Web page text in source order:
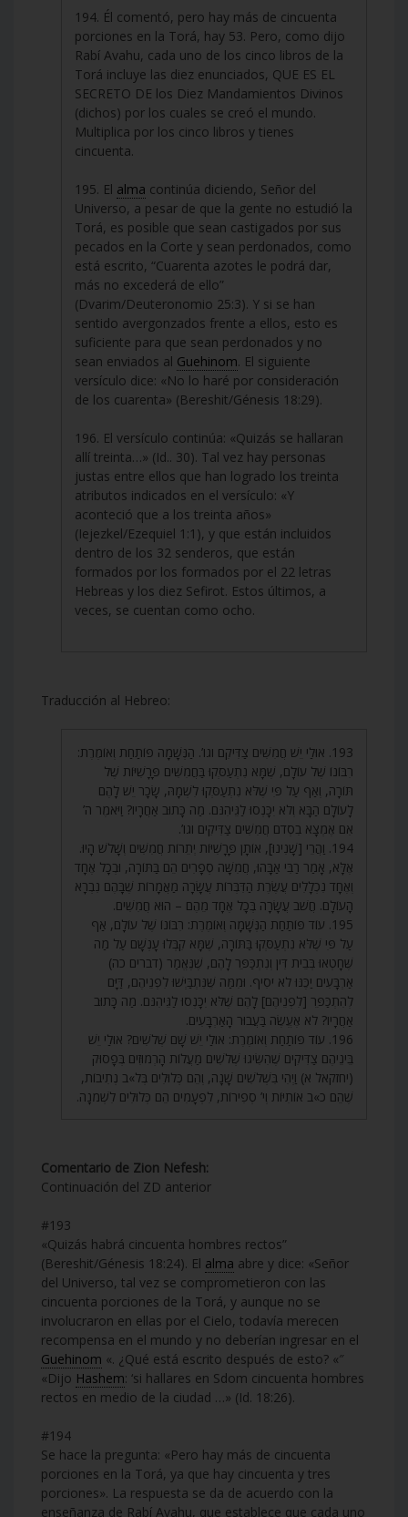
194. Él comentó, pero hay más de cincuenta
porciones en la Torá, hay 53. Pero, como dijo
Rabí Avahu, cada uno de los cinco libros de la
Torá incluye las diez enunciados, QUE ES EL
SECRETO DE los Diez Mandamientos Divinos
(dichos) por los cuales se creó el mundo.
Multiplica por los cinco libros y tienes
cincuenta.
195. El alma continúa diciendo, Señor del
Universo, a pesar de que la gente no estudió la
Torá, es posible que sean castigados por sus
pecados en la Corte y sean perdonados, como
está escrito, “Cuarenta azotes le podrá dar,
más no excederá de ello”
(Dvarim/Deuteronomio 25:3). Y si se han
sentido avergonzados frente a ellos, esto es
suficiente para que sean perdonados y no
sean enviados al Guehinom. El siguiente
versículo dice: «No lo haré por consideración
de los cuarenta» (Bereshit/Génesis 18:29).
196. El versículo continúa: «Quizás se hallaran
allí treinta…» (Id.. 30). Tal vez hay personas
justas entre ellos que han logrado los treinta
atributos indicados en el versículo: «Y
aconteció que a los treinta años»
(Iejezkel/Ezequiel 1:1), y que están incluidos
dentro de los 32 senderos, que están
formados por los formados por el 22 letras
Hebreas y los diez Sefirot. Estos últimos, a
veces, se cuentan como ocho.
Traducción al Hebreo:
193. אוּלַי יֵשׁ חֲמִשִּׁים צַדִּיקִם וגו’. הַנְּשָׁמָה פּוֹתַחַת וְאוֹמֶרֶת:
רִבּוֹנוֹ שֶׁל עוֹלָם, שֶׁמָּא נִתְעַסְּקוּ בַּחֲמִשִּׁים פָּרָשִׁיּוֹת שֶׁל
תּוֹרָה, וְאַף עַל פִּי שֶׁלֹּא נִתְעַסְּקוּ לִשְׁמָהּ, שָׂכָר יֵשׁ לָהֶם
לָעוֹלָם הַבָּא וְלֹא יִכָּנְסוּ לַגֵּיהִנֹּם. מַה כָּתוּב אַחֲרָיו? וַיֹּאמֶר ה’
אִם אֶמְצָא בִסְדֹם חֲמִשִּׁים צַדִּיקִים וגו’.
194. וַהֲרֵי [שָׁנִינוּ], אוֹתָן פָּרָשִׁיּוֹת יְתֵרוֹת חֲמִשִּׁים וְשָׁלֹשׁ הָיוּ.
אֶלָּא, אָמַר רַבִּי אַבָּהוּ, חֲמִשָּׁה סְפָרִים הֵם בַּתּוֹרָה, וּבְכָל אֶחָד
וְאֶחָד נִכְלָלִים עֲשֶׂרֶת הַדִּבְּרוֹת עֲשָׂרָה מַאֲמָרוֹת שֶׁבָּהֶם נִבְרָא
הָעוֹלָם. חֲשֹׁב עֲשָׂרָה בְּכָל אֶחָד מֵהֶם – הוּא חֲמִשִּׁים.
195. עוֹד פּוֹתַחַת הַנְּשָׁמָה וְאוֹמֶרֶת: רִבּוֹנוֹ שֶׁל עוֹלָם, אַף
עַל פִּי שֶׁלֹּא נִתְעַסְּקוּ בַּתּוֹרָה, שֶׁמָּא קִבְּלוּ עָנְשָׁם עַל מַה
שֶּׁחָטְאוּ בְּבֵית דִּין וְנִתְכַּפֵּר לָהֶם, שֶׁנֶּאֱמַר (דברים כה)
אַרְבָּעִים יַכֶּנּוּ לֹא יֹסִיף. וּמִמַּה שֶּׁנִּתְבַּיְּשׁוּ לִפְנֵיהֶם, דַּיָּם
לְהִתְכַּפֵּר [לִפְנֵיהֶם] לָהֶם שֶׁלֹּא יִכָּנְסוּ לַגֵּיהִנֹּם. מַה כָּתוּב
אַחֲרָיו? לֹא אֶעֱשֶׂה בַּעֲבוּר הָאַרְבָּעִים.
196. עוֹד פּוֹתַחַת וְאוֹמֶרֶת: אוּלַי יֵשׁ שָׁם שְׁלֹשִׁים? אוּלַי יֵשׁ
בֵּינֵיהֶם צַדִּיקִים שֶׁהִשִּׂיגוּ שְׁלֹשִׁים מַעֲלוֹת הָרְמוּזִים בְּפָסוּק
(יחזקאל א) וַיְהִי בִּשְׁלֹשִׁים שָׁנָה, וְהֵם כְּלוּלִים בְּל»ב נְתִיבוֹת,
שֶׁהֵם כ»ב אוֹתִיּוֹת וְי’ סְפִירוֹת, לִפְעָמִים הֵם כְּלוּלִים לִשְׁמֹנָה.
Comentario de Zion Nefesh:
Continuación del ZD anterior
#193
«Quizás habrá cincuenta hombres rectos”
(Bereshit/Génesis 18:24). El alma abre y dice: «Señor
del Universo, tal vez se comprometieron con las
cincuenta porciones de la Torá, y aunque no se
involucraron en ellas por el Cielo, todavía merecen
recompensa en el mundo y no deberían ingresar en el
Guehinom «. ¿Qué está escrito después de esto? «″
«Dijo Hashem: ‘si hallares en Sdom cincuenta hombres
rectos en medio de la ciudad …» (Id. 18:26).
#194
Se hace la pregunta: «Pero hay más de cincuenta
porciones en la Torá, ya que hay cincuenta y tres
porciones». La respuesta se da de acuerdo con la
enseñanza de Rabí Avahu, que establece que cada uno